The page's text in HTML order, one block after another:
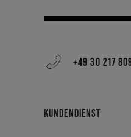
+49 30 217
KUNDENDIENST